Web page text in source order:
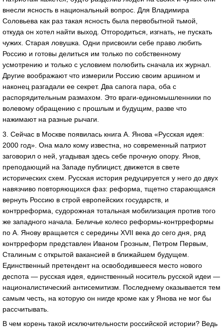
внесли ясность в национальный вопрос. Для Владимира
Соловьева как раз такая ясность была первобытной тьмой,
откуда он хотел найти выход. Отгородиться, изгнать, не пускать
чужих. Старая ловушка. Одни присвоили себе право любить
Россию и готовы делиться им только по собственному
усмотрению и только с условием полюбить сначала их журнал.
Другие воображают что измерили Россию своим аршином и
наконец разгадали ее секрет. Два сапога пара, оба с
распорядительным размахом. Это враги-единомышленники по
волевому обращению с прошлым и будущим, разве что
нажимают на разные рычаги.
3. Сейчас в Москве появилась книга А. Янова «Русская идея:
2000 год». Она мало кому известна, но современный патриот
заговорил о ней, угадывая здесь себе прочную опору. Янов,
преподающий на Западе публицист, движется в свете
исторических схем. Русская история редуцируется у него до двух
навязчиво повторяющихся фаз: реформа, тщетно старающаяся
вернуть Россию в строй европейских государств, и
контрреформа, судорожная тотальная мобилизация против того
же западного начала. Беличье колесо реформы-контрреформы
по А. Янову вращается с середины XVII века до сего дня, ряд
контрреформ представлен Иваном Грозным, Петром Первым,
Сталиным с открытой вакансией в ближайшем будущем.
Единственный претендент на освободившееся место нового
деспота — русская идея, единственный носитель русской идеи —
националистический антисемитизм. Последнему оказывается тем
самым честь, на которую он нигде кроме как у Янова не мог бы
рассчитывать.
В чем корень такой исключительности российской истории? Ведь